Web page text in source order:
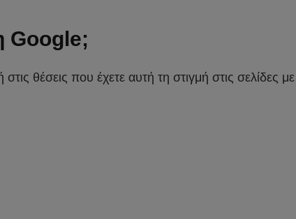
Google;
θέσεις που έχετε αυτή τη στιγμή στις σελίδες με